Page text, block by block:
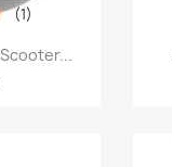
(1)